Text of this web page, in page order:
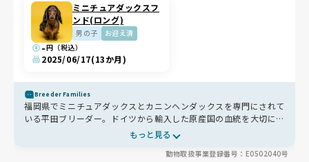
ミニチュアダックスフ
ンド(ロング)
男の子 お迎え済
-円（税込）
2025/06/17(13か月)
Breeder Families
福岡県でミニチュアダックスとカニンヘンダックスを専門にされて
いる平田ブリーダー。ドイツから輸入した原産国の血統を大切に、
年1回のドッグショーにも参加。食事はグルコサミンやコンドロイ
チン入りのフードを選び、食の細い子にもしっかり栄養が届くよう
調整🍚運動は自宅22畳のケージフリー空間と広いお庭でのびのび
もっと見る
動物取扱事業登録番号：E0502040号